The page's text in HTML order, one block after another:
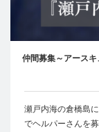
仲間募集～アース
瀬戸内海の倉橋島
でヘルパーさんを